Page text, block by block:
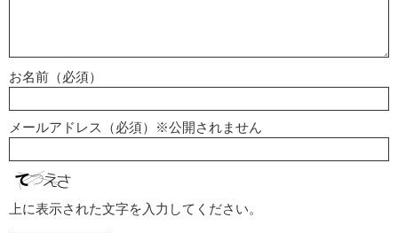
お名前（必須）
メールアドレス（必須）※公開されません
上に表示された文字を入力してください。